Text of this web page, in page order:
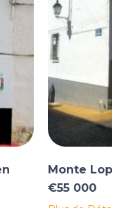
Monte
€55 000